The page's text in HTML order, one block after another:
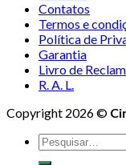
Contatos
Termos e
Política de
Garantia
Livro de
R. A. L.
Copyright 2026 ©
Pesquisar
por: